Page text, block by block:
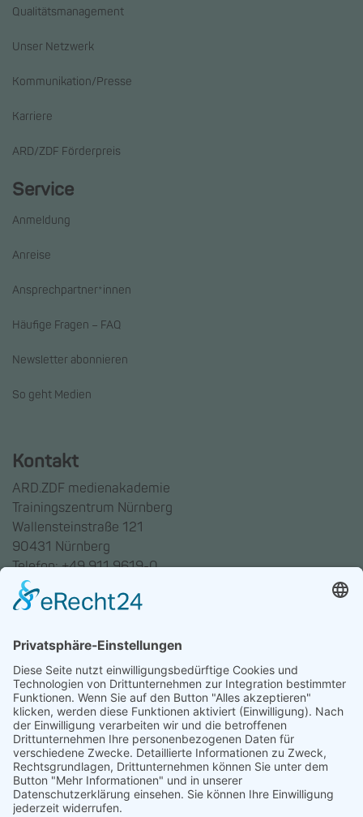
Qualitätsmanagement
Unser Netzwerk
Kommunikation/Presse
Karriere
ARD/ZDF Förderpreis
Service
Anmeldung
Anreise
Ansprechpartner*innen
Häufige Fragen – FAQ
Newsletter abonnieren
So geht Medien
Kontakt
ARD.ZDF medienakademie
Trainingszentrum Nürnberg
Wallensteinstraße 121
90431 Nürnberg
Telefon: +49 911 9619-0
Trainingszentrum Hannover
30169 Hannover
Telefon: +49 511 123598-531
AGB
Datenschutz